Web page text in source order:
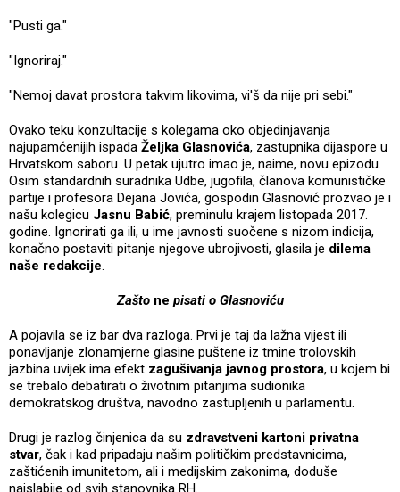
"Pusti ga."
"Ignoriraj."
"Nemoj davat prostora takvim likovima, vi'š da nije pri sebi."
Ovako teku konzultacije s kolegama oko objedinjavanja
najupamćenijih ispada Željka Glasnovića, zastupnika dijaspore u
Hrvatskom saboru. U petak ujutro imao je, naime, novu epizodu.
Osim standardnih suradnika Udbe, jugofila, članova komunističke
partije i profesora Dejana Jovića, gospodin Glasnović prozvao je i
našu kolegicu Jasnu Babić, preminulu krajem listopada 2017.
godine. Ignorirati ga ili, u ime javnosti suočene s nizom indicija,
konačno postaviti pitanje njegove ubrojivosti, glasila je dilema
naše redakcije.
Zašto ne pisati o Glasnoviću
A pojavila se iz bar dva razloga. Prvi je taj da lažna vijest ili
ponavljanje zlonamjerne glasine puštene iz tmine trolovskih
jazbina uvijek ima efekt zagušivanja javnog prostora, u kojem bi
se trebalo debatirati o životnim pitanjima sudionika
demokratskog društva, navodno zastupljenih u parlamentu.
Drugi je razlog činjenica da su zdravstveni kartoni privatna
stvar, čak i kad pripadaju našim političkim predstavnicima,
zaštićenih imunitetom, ali i medijskim zakonima, doduše
najslabije od svih stanovnika RH.